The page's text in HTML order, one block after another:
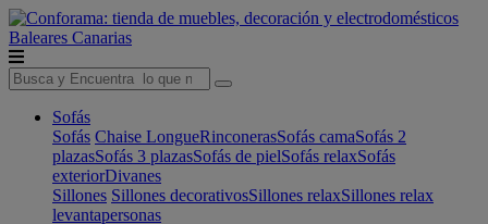
Baleares Canarias
Sofás
Sofás Chaise LongueRinconerasSofás camaSofás 2
plazasSofás 3 plazasSofás de pielSofás relaxSofás
exteriorDivanes
Sillones Sillones decorativosSillones relaxSillones relax
levantapersonas